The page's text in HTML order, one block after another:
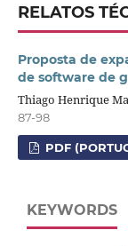
RELATOS
Proposta de
de software de
Thiago Henrique
87-98
PDF
KEYWORDS